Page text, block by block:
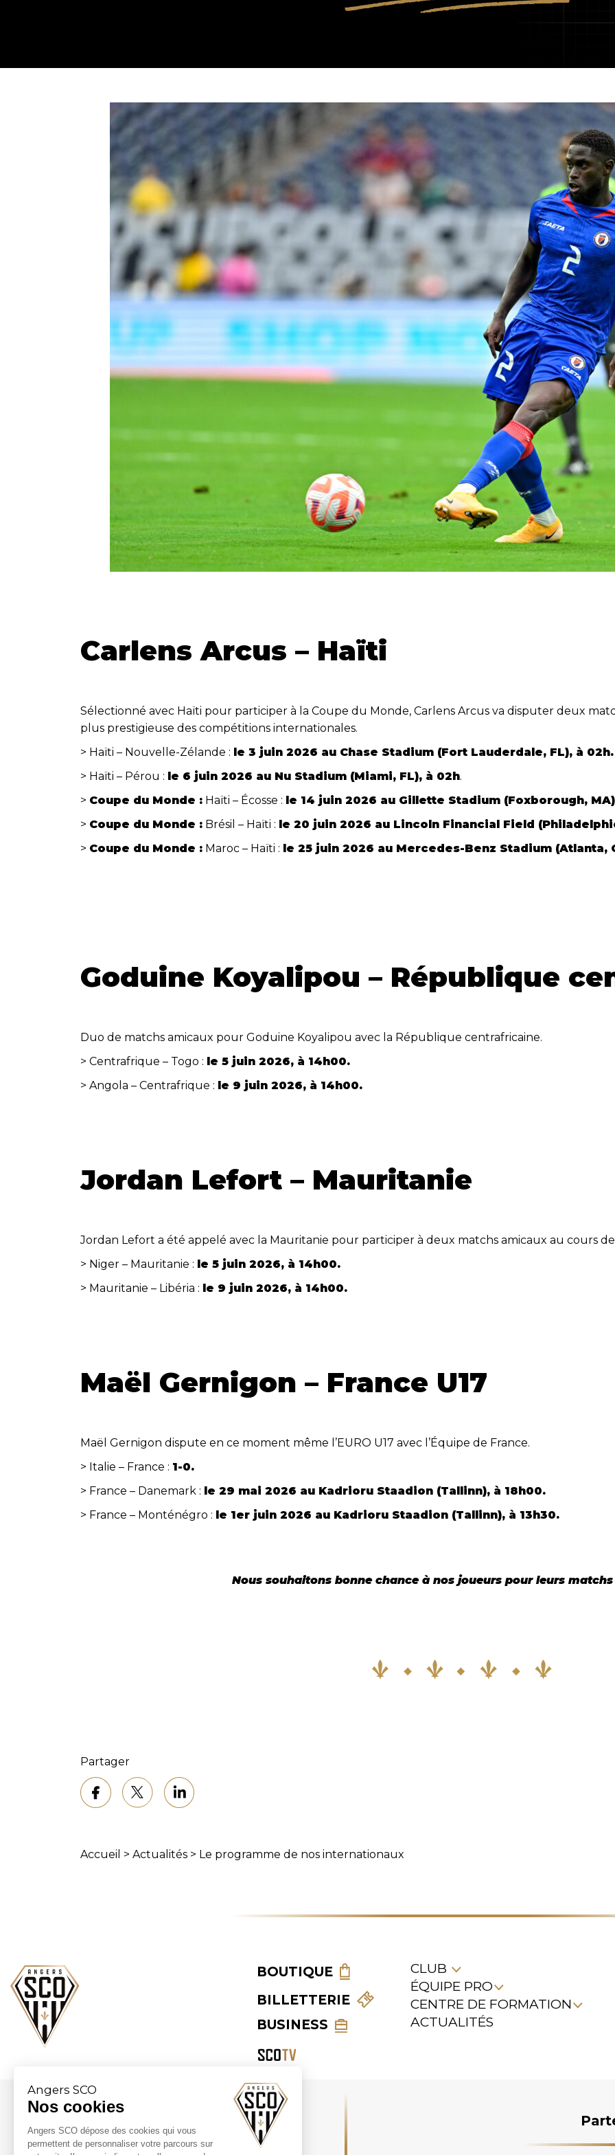
Angers SCO
Nos cookies
Angers SCO dépose des cookies qui vous
permettent de personnaliser votre parcours sur
Carlens Arcus – Haïti
Sélectionné avec Haïti pour participer à la Coupe du Monde, Carlens Arcus va disputer deux
plus prestigieuse des compétitions internationales.
> Haïti – Nouvelle-Zélande : le 3 juin 2026 au Chase Stadium (Fort Lauderdale, FL), à 02h.
> Haïti – Pérou : le 6 juin 2026 au Nu Stadium (Miami, FL), à 02h.
> Coupe du Monde : Haïti – Écosse : le 14 juin 2026 au Gillette Stadium (Foxborough,
> Coupe du Monde : Brésil – Haïti : le 20 juin 2026 au Lincoln Financial Field
> Coupe du Monde : Maroc – Haïti : le 25 juin 2026 au Mercedes-Benz Stadium (Atlanta,
Goduine Koyalipou – République
Duo de matchs amicaux pour Goduine Koyalipou avec la République centrafricaine.
> Centrafrique – Togo : le 5 juin 2026, à 14h00.
> Angola – Centrafrique : le 9 juin 2026, à 14h00.
Jordan Lefort – Mauritanie
Jordan Lefort a été appelé avec la Mauritanie pour participer à deux matchs amicaux au cours
> Niger – Mauritanie : le 5 juin 2026, à 14h00.
> Mauritanie – Libéria : le 9 juin 2026, à 14h00.
Maël Gernigon – France U17
Maël Gernigon dispute en ce moment même l’EURO U17 avec l’Équipe de France.
> Italie – France : 1-0.
> France – Danemark : le 29 mai 2026 au Kadrioru Staadion (Tallinn), à 18h00.
> France – Monténégro : le 1er juin 2026 au Kadrioru Staadion (Tallinn), à 13h30.
Nous souhaitons bonne chance à nos joueurs pour leurs
Partager
Accueil > Actualités > Le programme de nos internationaux
BOUTIQUE
BILLETTERIE
BUSINESS
CLUB
ÉQUIPE PRO
CENTRE DE FORMATION
ACTUALITÉS